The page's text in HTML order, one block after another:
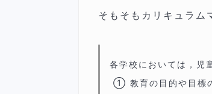
そもそもカリキュラム
各学校においては，児
① 教育の目的や目標